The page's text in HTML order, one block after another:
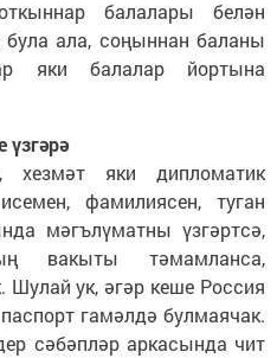
балалары белән
ала, соңыннан баланы
яки балалар йортына
үзгәрә
яки дипломатик
фамилиясен, туган
мәгълүматны үзгәртсә,
вакыты тәмамланса,
ук, әгәр кеше Россия
гамәлдә булмаячак.
сәбәпләр аркасында чит